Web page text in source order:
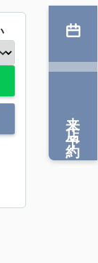
来店予約